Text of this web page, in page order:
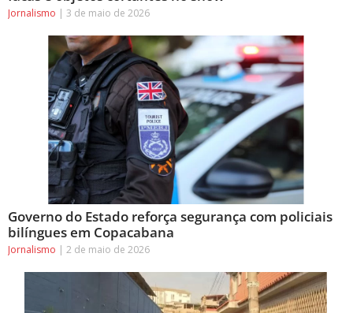
Jornalismo 3 de maio de 2026
Governo do Estado reforça segurança com policiais
bilíngues em Copacabana
Jornalismo 2 de maio de 2026